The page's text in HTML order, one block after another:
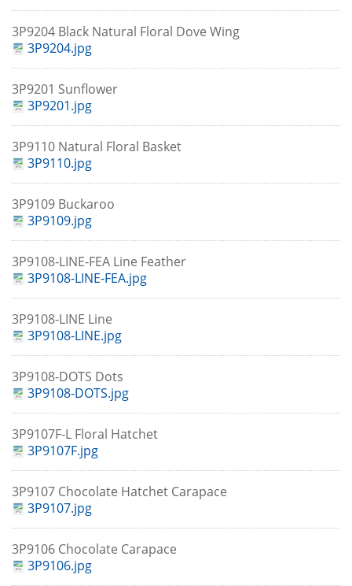
3P9204 Black Natural Floral Dove Wing
3P9204.jpg
3P9201 Sunflower
3P9201.jpg
3P9110 Natural Floral Basket
3P9110.jpg
3P9109 Buckaroo
3P9109.jpg
3P9108-LINE-FEA Line Feather
3P9108-LINE-FEA.jpg
3P9108-LINE Line
3P9108-LINE.jpg
3P9108-DOTS Dots
3P9108-DOTS.jpg
3P9107F-L Floral Hatchet
3P9107F.jpg
3P9107 Chocolate Hatchet Carapace
3P9107.jpg
3P9106 Chocolate Carapace
3P9106.jpg